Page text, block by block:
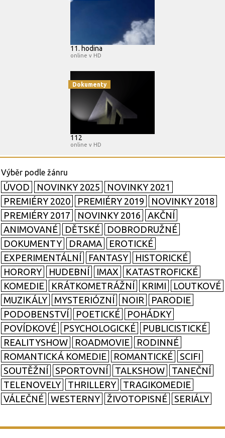
11. hodina
online v HD
Dokumenty
112
online v HD
ÚVOD NOVINKY 2025
NOVINKY 2021
PREMIÉRY 2020
PREMIÉRY 2019
NOVINKY 2018
PREMIÉRY 2017
NOVINKY 2016
AKČNÍ
ANIMOVANÉ
DĚTSKÉ
DOBRODRUŽNÉ
DOKUMENTY
DRAMA
EROTICKÉ
EXPERIMENTÁLNÍ
FANTASY
HISTORICKÉ
HORORY
HUDEBNÍ IMAX
KATASTROFICKÉ
KOMEDIE
KRÁTKOMETRÁŽNÍ KRIMI
LOUTKOVÉ
MUZIKÁLY
MYSTERIÓZNÍ NOIR
PARODIE
PODOBENSTVÍ
POETICKÉ
POHÁDKY
POVÍDKOVÉ
PSYCHOLOGICKÉ
PUBLICISTICKÉ
REALITYSHOW
ROADMOVIE
RODINNÉ
ROMANTICKÁ KOMEDIE
ROMANTICKÉ
SCIFI
SOUTĚŽNÍ
SPORTOVNÍ TALKSHOW
TANEČNÍ
TELENOVELY
THRILLERY
TRAGIKOMEDIE
VÁLEČNÉ
WESTERNY ŽIVOTOPISNÉ SERIÁLY